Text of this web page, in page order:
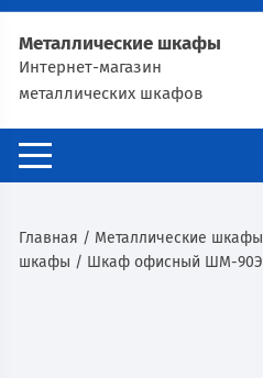
Металлические шкафы
Интернет-магазин
металлических шкафов
Главная / Металлические шкафы
шкафы / Шкаф офисный ШМ-90Э